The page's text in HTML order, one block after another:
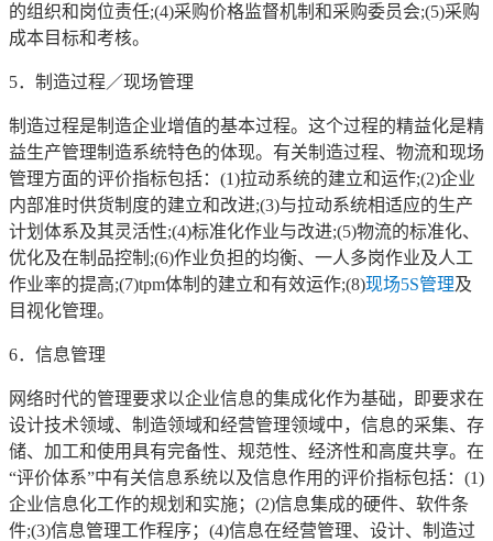
的组织和岗位责任;(4)采购价格监督机制和采购委员会;(5)采购
成本目标和考核。
5．制造过程／现场管理
制造过程是制造企业增值的基本过程。这个过程的精益化是精
益生产管理制造系统特色的体现。有关制造过程、物流和现场
管理方面的评价指标包括：(1)拉动系统的建立和运作;(2)企业
内部准时供货制度的建立和改进;(3)与拉动系统相适应的生产
计划体系及其灵活性;(4)标准化作业与改进;(5)物流的标准化、
优化及在制品控制;(6)作业负担的均衡、一人多岗作业及人工
作业率的提高;(7)tpm体制的建立和有效运作;(8)现场5S管理及
目视化管理。
6．信息管理
网络时代的管理要求以企业信息的集成化作为基础，即要求在
设计技术领域、制造领域和经营管理领域中，信息的采集、存
储、加工和使用具有完备性、规范性、经济性和高度共享。在
“评价体系”中有关信息系统以及信息作用的评价指标包括：(1)
企业信息化工作的规划和实施；(2)信息集成的硬件、软件条
件;(3)信息管理工作程序；(4)信息在经营管理、设计、制造过